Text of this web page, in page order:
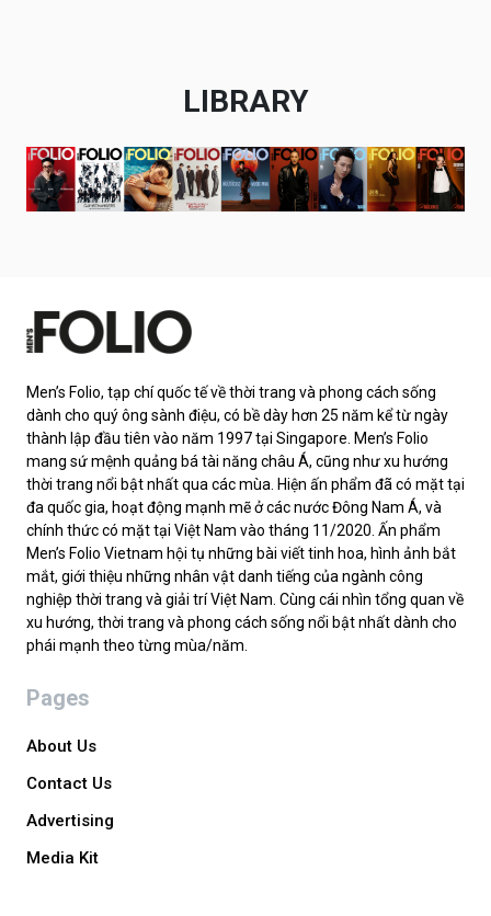
LIBRARY
Men’s Folio, tạp chí quốc tế về thời trang và phong cách sống
dành cho quý ông sành điệu, có bề dày hơn 25 năm kể từ ngày
thành lập đầu tiên vào năm 1997 tại Singapore. Men’s Folio
mang sứ mệnh quảng bá tài năng châu Á, cũng như xu hướng
thời trang nổi bật nhất qua các mùa. Hiện ấn phẩm đã có mặt tại
đa quốc gia, hoạt động mạnh mẽ ở các nước Đông Nam Á, và
chính thức có mặt tại Việt Nam vào tháng 11/2020. Ấn phẩm
Men’s Folio Vietnam hội tụ những bài viết tinh hoa, hình ảnh bắt
mắt, giới thiệu những nhân vật danh tiếng của ngành công
nghiệp thời trang và giải trí Việt Nam. Cùng cái nhìn tổng quan về
xu hướng, thời trang và phong cách sống nổi bật nhất dành cho
phái mạnh theo từng mùa/năm.
Pages
About Us
Contact Us
Advertising
Media Kit